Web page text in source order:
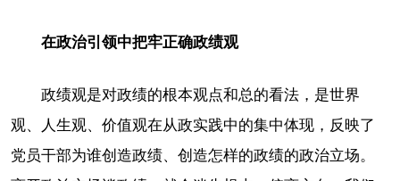
在政治引领中把牢正确政绩观
政绩观是对政绩的根本观点和总的看法，是世界
观、人生观、价值观在从政实践中的集中体现，反映了
党员干部为谁创造政绩、创造怎样的政绩的政治立场。